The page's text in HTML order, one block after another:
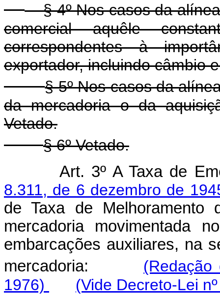
§ 4º Nos casos da
comercial aquêle
correspondentes à
exportador, incluindo câmbio
§ 5º Nos casos da
da mercadoria o da
Vetado.
§ 6º Vetado.
Art. 3º A Taxa de
8.311, de 6 dezembro de
de Taxa de
mercadoria movimentada
embarcações auxiliares, na
mercadoria:
1976)
(Vide Decreto-Lei